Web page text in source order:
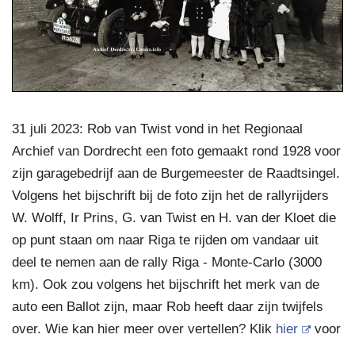
31 juli 2023: Rob van Twist vond in het Regionaal
Archief van Dordrecht een foto gemaakt rond 1928 voor
zijn garagebedrijf aan de Burgemeester de Raadtsingel.
Volgens het bijschrift bij de foto zijn het de rallyrijders
W. Wolff, Ir Prins, G. van Twist en H. van der Kloet die
op punt staan om naar Riga te rijden om vandaar uit
deel te nemen aan de rally Riga - Monte-Carlo (3000
km). Ook zou volgens het bijschrift het merk van de
auto een Ballot zijn, maar Rob heeft daar zijn twijfels
over. Wie kan hier meer over vertellen? Klik hier
voor